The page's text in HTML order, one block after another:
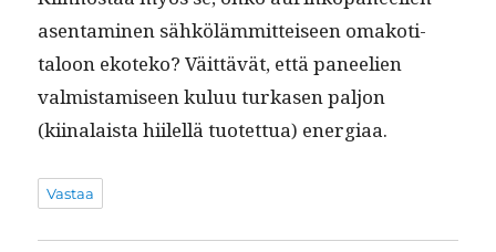
asen­t­a­mi­nen sähköläm­mit­teiseen omakoti­
taloon ekoteko? Väit­tävät, että paneel­ien
valmis­tamiseen kuluu turkasen paljon
(kiinalaista hiilel­lä tuotet­tua) energiaa.
Vastaa